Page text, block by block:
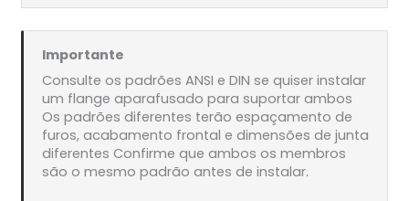
Importante
Consulte os padrões ANSI e DIN se quiser instalar
um flange aparafusado para suportar ambos
Os padrões diferentes terão espaçamento de
furos, acabamento frontal e dimensões de junta
diferentes Confirme que ambos os membros
são o mesmo padrão antes de instalar.